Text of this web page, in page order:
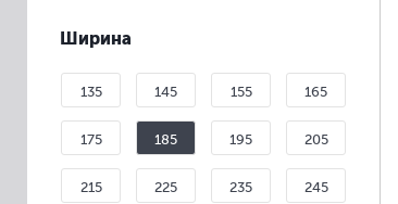
Ширина
135 145 155 165
175 185 195 205
215 225 235 245